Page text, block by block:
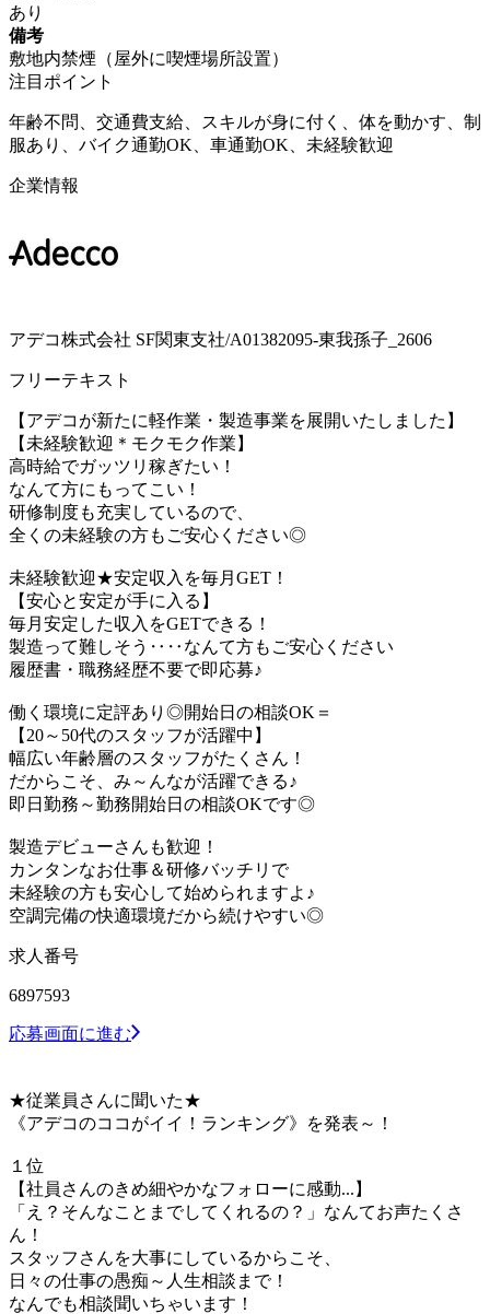
あり
備考
敷地内禁煙（屋外に喫煙場所設置）
注目ポイント
年齢不問、交通費支給、スキルが身に付く、体を動かす、制
服あり、バイク通勤OK、車通勤OK、未経験歓迎
企業情報
アデコ株式会社 SF関東支社/A01382095-東我孫子_2606
フリーテキスト
【アデコが新たに軽作業・製造事業を展開いたしました】
【未経験歓迎＊モクモク作業】
高時給でガッツリ稼ぎたい！
なんて方にもってこい！
研修制度も充実しているので、
全くの未経験の方もご安心ください◎
未経験歓迎★安定収入を毎月GET！
【安心と安定が手に入る】
毎月安定した収入をGETできる！
製造って難しそう‥‥なんて方もご安心ください
履歴書・職務経歴不要で即応募♪
働く環境に定評あり◎開始日の相談OK＝
【20～50代のスタッフが活躍中】
幅広い年齢層のスタッフがたくさん！
だからこそ、み～んなが活躍できる♪
即日勤務～勤務開始日の相談OKです◎
製造デビューさんも歓迎！
カンタンなお仕事＆研修バッチリで
未経験の方も安心して始められますよ♪
空調完備の快適環境だから続けやすい◎
求人番号
6897593
応募画面に進む
★従業員さんに聞いた★
《アデコのココがイイ！ランキング》を発表～！
１位
【社員さんのきめ細やかなフォローに感動...】
「え？そんなことまでしてくれるの？」なんてお声たくさ
ん！
スタッフさんを大事にしているからこそ、
日々の仕事の愚痴～人生相談まで！
なんでも相談聞いちゃいます！